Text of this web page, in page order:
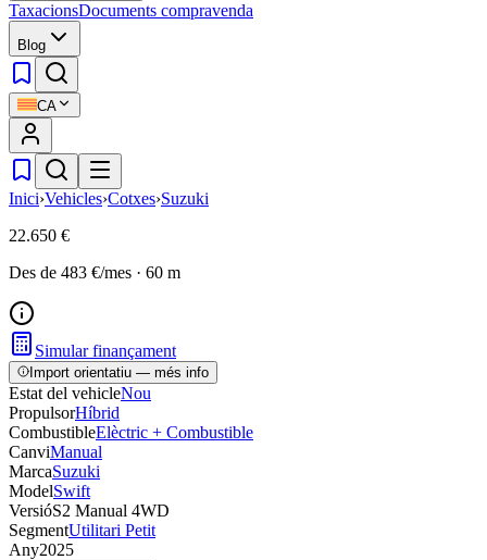
TaxacionsDocuments compravenda
Blog
CA
Inici›Vehicles›Cotxes›Suzuki
22.650 €
Des de 483 €/mes · 60 m
Simular finançament
Import orientatiu — més info
Estat del vehicleNou
PropulsorHíbrid
CombustibleElèctric + Combustible
CanviManual
MarcaSuzuki
ModelSwift
VersióS2 Manual 4WD
SegmentUtilitari Petit
Any2025